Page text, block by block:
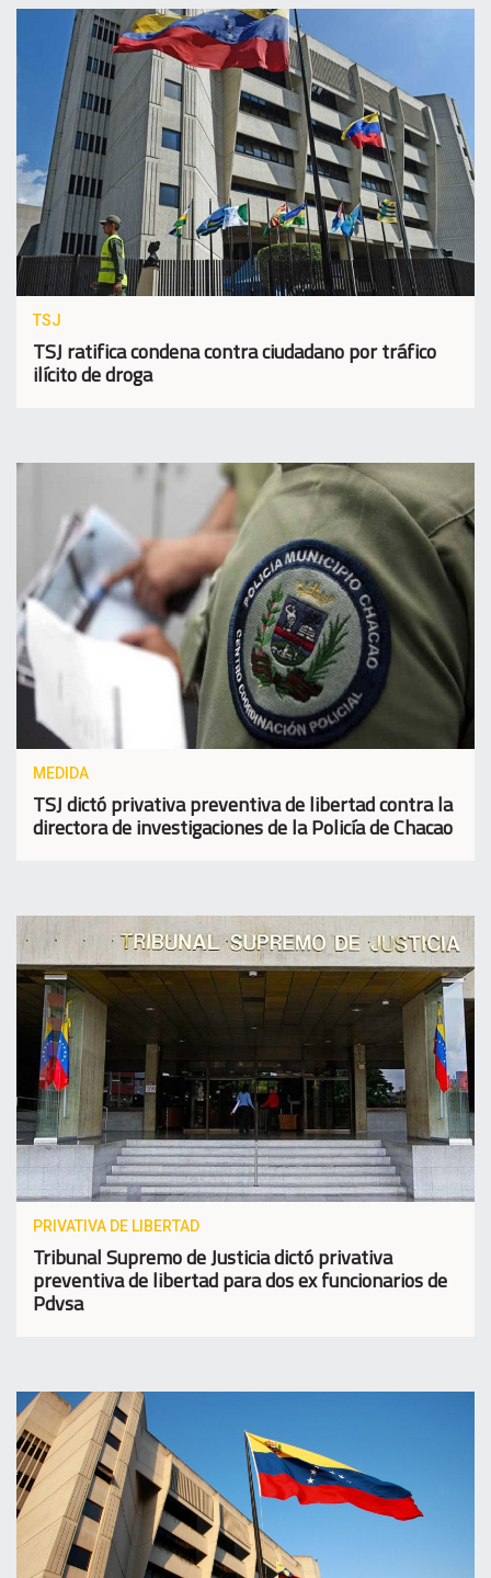
TSJ
TSJ ratifica condena contra ciudadano por tráfico
ilícito de droga
MEDIDA
TSJ dictó privativa preventiva de libertad contra la
directora de investigaciones de la Policía de Chacao
PRIVATIVA DE LIBERTAD
Tribunal Supremo de Justicia dictó privativa
preventiva de libertad para dos ex funcionarios de
Pdvsa